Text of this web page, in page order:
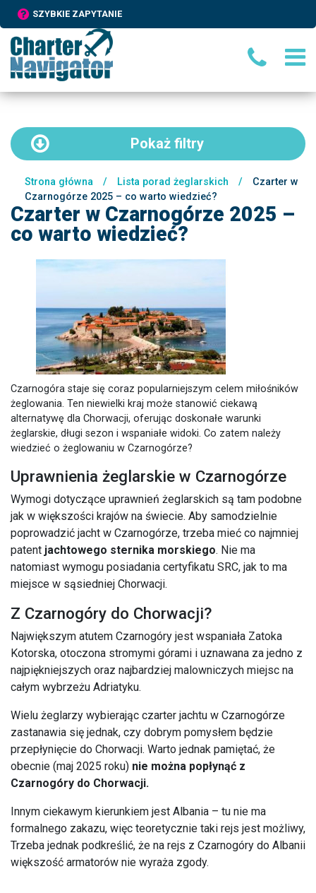
SZYBKIE ZAPYTANIE
Pokaż filtry
Strona główna / Lista porad żeglarskich /
Czarter w
Czarnogórze 2025 – co warto wiedzieć?
Czarter w Czarnogórze 2025 –
co warto wiedzieć?
Czarnogóra staje się coraz popularniejszym celem miłośników
żeglowania. Ten niewielki kraj może stanowić ciekawą
alternatywę dla Chorwacji, oferując doskonałe warunki
żeglarskie, długi sezon i wspaniałe widoki. Co zatem należy
wiedzieć o żeglowaniu w Czarnogórze?
Uprawnienia żeglarskie w Czarnogórze
Wymogi dotyczące uprawnień żeglarskich są tam podobne
jak w większości krajów na świecie. Aby samodzielnie
poprowadzić jacht w Czarnogórze, trzeba mieć co najmniej
patent jachtowego sternika morskiego. Nie ma
natomiast wymogu posiadania certyfikatu SRC, jak to ma
miejsce w sąsiedniej Chorwacji.
Z Czarnogóry do Chorwacji?
Największym atutem Czarnogóry jest wspaniała Zatoka
Kotorska, otoczona stromymi górami i uznawana za jedno z
najpiękniejszych oraz najbardziej malowniczych miejsc na
całym wybrzeżu Adriatyku.
Wielu żeglarzy wybierając czarter jachtu w Czarnogórze
zastanawia się jednak, czy dobrym pomysłem będzie
przepłynięcie do Chorwacji. Warto jednak pamiętać, że
obecnie (maj 2025 roku) nie można popłynąć z
Czarnogóry do Chorwacji.
Innym ciekawym kierunkiem jest Albania – tu nie ma
formalnego zakazu, więc teoretycznie taki rejs jest możliwy,
Trzeba jednak podkreślić, że na rejs z Czarnogóry do Albanii
większość armatorów nie wyraża zgody.